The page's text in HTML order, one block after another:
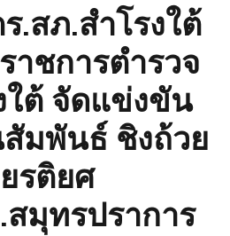
.สภ.สำโรงใต้
าชการตำรวจ
ใต้ จัดแข่งขัน
มพันธ์ ชิงถ้วย
รติยศ
มุทรปราการ